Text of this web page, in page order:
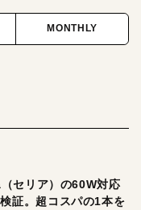
MONTHLY
セリア）の60W対応
証。超コスパの1本を